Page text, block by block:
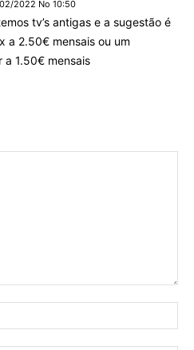
2022 No 10:50
tv’s antigas e a sugestão é
a 2.50€ mensais ou um
1.50€ mensais